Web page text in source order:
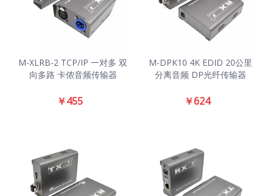
M-XLRB-2 TCP/IP 一对多 双
向多路 卡侬音频传输器
￥455
M-DPK10 4K EDID 20公里
分离音频 DP光纤传输器
￥624